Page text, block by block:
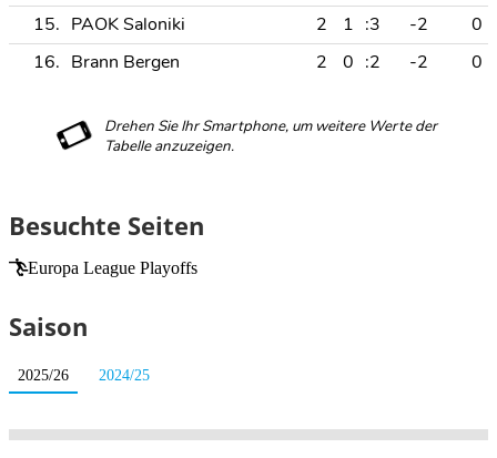
15. PAOK Saloniki 2 1 :3 -2
0
16. Brann Bergen 2 0 :2 -2 0
Besuchte Seiten
Europa League Playoffs
Saison
2025/26 2024/25